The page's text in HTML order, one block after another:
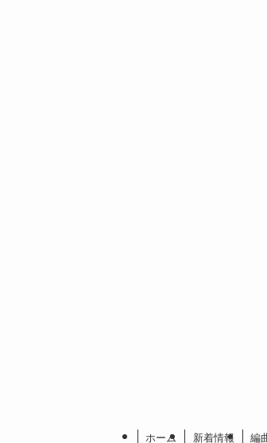
ホーム 新着情報 編